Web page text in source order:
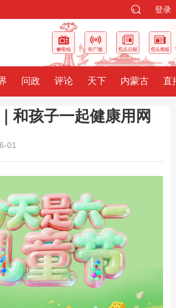
登录
问政 评论 天下 内蒙古 直
和孩子一起健康用网
01